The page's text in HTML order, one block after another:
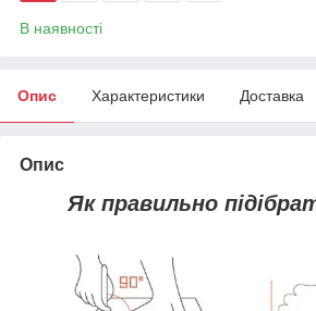
В наявності
Опис Характеристики Доставка
Опис
Як правильно